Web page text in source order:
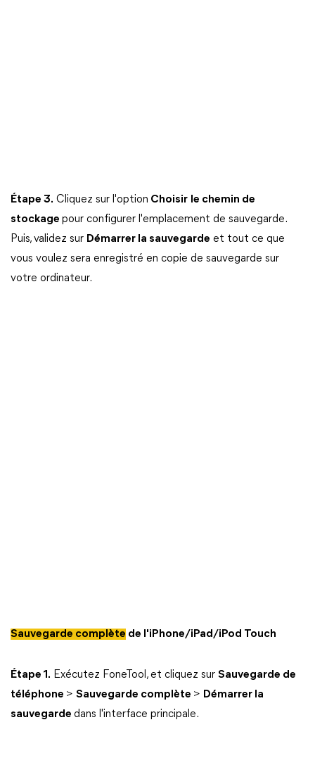
Étape 3. Cliquez sur l'option Choisir le chemin de
stockage pour configurer l'emplacement de sauvegarde.
Puis, validez sur Démarrer la sauvegarde et tout ce que
vous voulez sera enregistré en copie de sauvegarde sur
votre ordinateur.
Sauvegarde complète de l'iPhone/iPad/iPod Touch
Étape 1. Exécutez FoneTool, et cliquez sur Sauvegarde de
téléphone > Sauvegarde complète > Démarrer la
sauvegarde dans l'interface principale.